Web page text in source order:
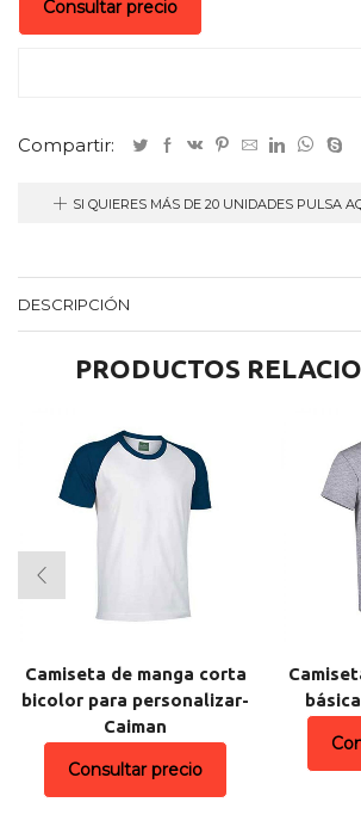
Consultar precio
Compartir:
SI QUIERES MÁS DE 20 UNIDADES PULSA
DESCRIPCIÓN
PRODUCTOS
Camiseta de manga corta
bicolor para personalizar-
Caiman
Consultar precio